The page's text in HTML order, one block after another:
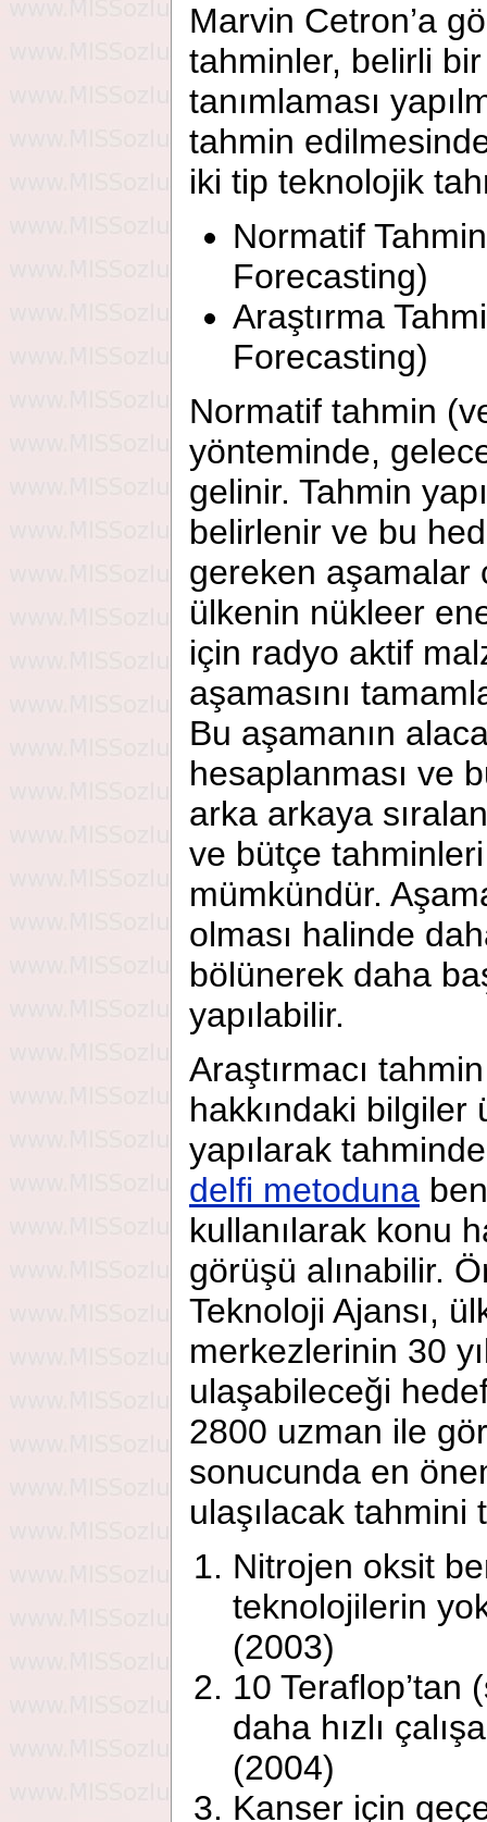
Marvin Cetron’a
tahminler, belirli
tanımlaması
tahmin
iki tip teknolojik
Normatif
Forecasting)
Araştırma
Forecasting)
Normatif tahmin
yönteminde,
gelinir. Tahmin
belirlenir ve bu
gereken aşamalar
ülkenin nükleer
için radyo aktif
aşamasını
Bu aşamanın
hesaplanması ve
arka arkaya
ve bütçe tahminleri
mümkündür.
olması halinde
bölünerek daha
yapılabilir.
Araştırmacı
hakkındaki bilgiler
yapılarak
delfi metoduna
kullanılarak konu
görüşü alınabilir.
Teknoloji Ajansı,
merkezlerinin 30
ulaşabileceği
2800 uzman ile
sonucunda en
ulaşılacak tahmini
Nitrojen oksit
teknolojilerin
(2003)
10
daha hızlı
(2004)
Kanser için